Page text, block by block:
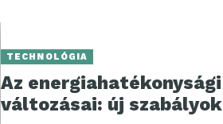
TECHNOLÓGIA
Az
változásai: új